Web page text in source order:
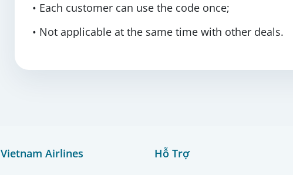
• Each customer can use the code once;
• Not applicable at the same time with other deals.
Vietnam Airlines Hỗ Trợ